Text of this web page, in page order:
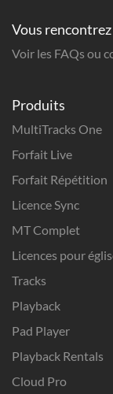
Produits
MultiTracks One
Forfait Live
Forfait Répétition
Licence Sync
MT Complet
Licences pour
Tracks
Playback
Pad Player
Playback Rentals
Cloud Pro
Vous
Voir les FAQs ou